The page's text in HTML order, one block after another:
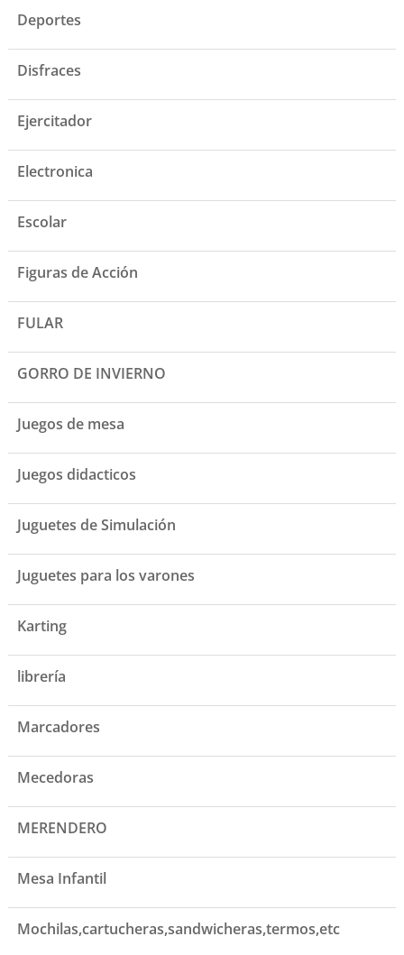
Deportes
Disfraces
Ejercitador
Electronica
Escolar
Figuras de Acción
FULAR
GORRO DE INVIERNO
Juegos de mesa
Juegos didacticos
Juguetes de Simulación
Juguetes para los varones
Karting
librería
Marcadores
Mecedoras
MERENDERO
Mesa Infantil
Mochilas,cartucheras,sandwicheras,termos,etc